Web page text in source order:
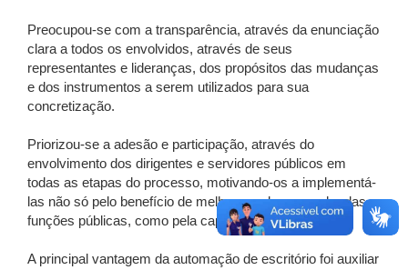
Preocupou-se com a transparência, através da enunciação
clara a todos os envolvidos, através de seus
representantes e lideranças, dos propósitos das mudanças
e dos instrumentos a serem utilizados para sua
concretização.
Priorizou-se a adesão e participação, através do
envolvimento dos dirigentes e servidores públicos em
todas as etapas do processo, motivando-os a implementá-
las não só pelo benefício de melhorar o desempenho das
funções públicas, como pela capacitação sistemática.
A principal vantagem da automação de escritório foi auxiliar